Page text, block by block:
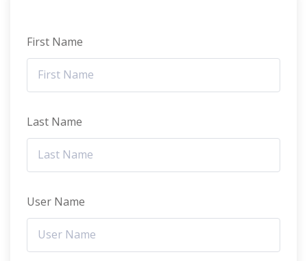
First Name
Last Name
User Name